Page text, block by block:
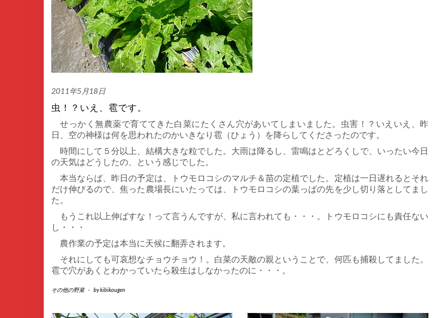
2011年5月18日
虫！？いえ、雹です。
せっかく無農薬で育ててきた白菜にたくさん穴があいてしまいました。虫害！？いえいえ、昨
日、空の神様は何を思われたのかいきなり雹（ひょう）を降らしてくださったのです。
時間にして５分以上、結構大きな粒でした。大雨は降るし、雷鳴はとどろくしで、いったい今日
の天気はどうしたの、という感じでした。
本当ならば、昨日の予定は、トウモロコシのマルチ＆苗の定植でした。定植は一日遅れるとそれ
だけ伸びるので、焦った農場長にいたっては、トウモロコシの葉っぱの先を少し切り落としてまし
た。
もうこれ以上伸ばすな！って言うんですが、私に言われても・・・。トウモロコシにも責任ない
し・・・
農作業の予定は本当に天候に翻弄されます。
それにしても可哀想なチョウチョウ！。白菜の天敵の親ということで、何匹も捕殺してました。
雹で穴があくとわかっていたら殺生はしなかったのに・・・。
その他の野菜 - bykibikougen